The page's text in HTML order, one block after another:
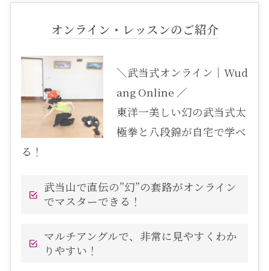
オンライン・レッスンのご紹介
＼武当式オンライン｜Wud
ang Online ／
東洋一美しい幻の武当式太
極拳と八段錦が自宅で学べ
る！
武当山で直伝の”幻”の套路がオンライン
でマスターできる！
マルチアングルで、非常に見やすくわか
りやすい！